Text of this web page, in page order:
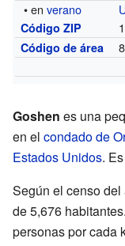
• enverano
Código ZIP
Código de área
Goshen es una
en el condado de
Estados Unidos.
Según el censo
de 5,676
personas por cada